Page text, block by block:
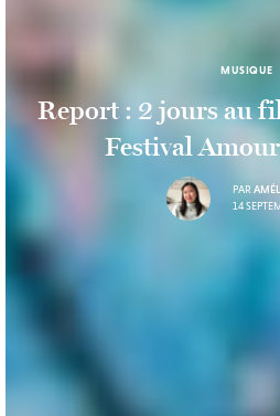
MUSIQUE
Report : 2 jours au
Festival
PAR
14